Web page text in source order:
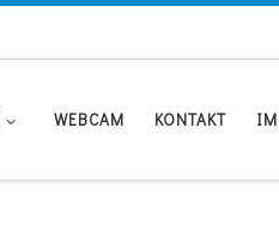
WEBCAM KONTAKT